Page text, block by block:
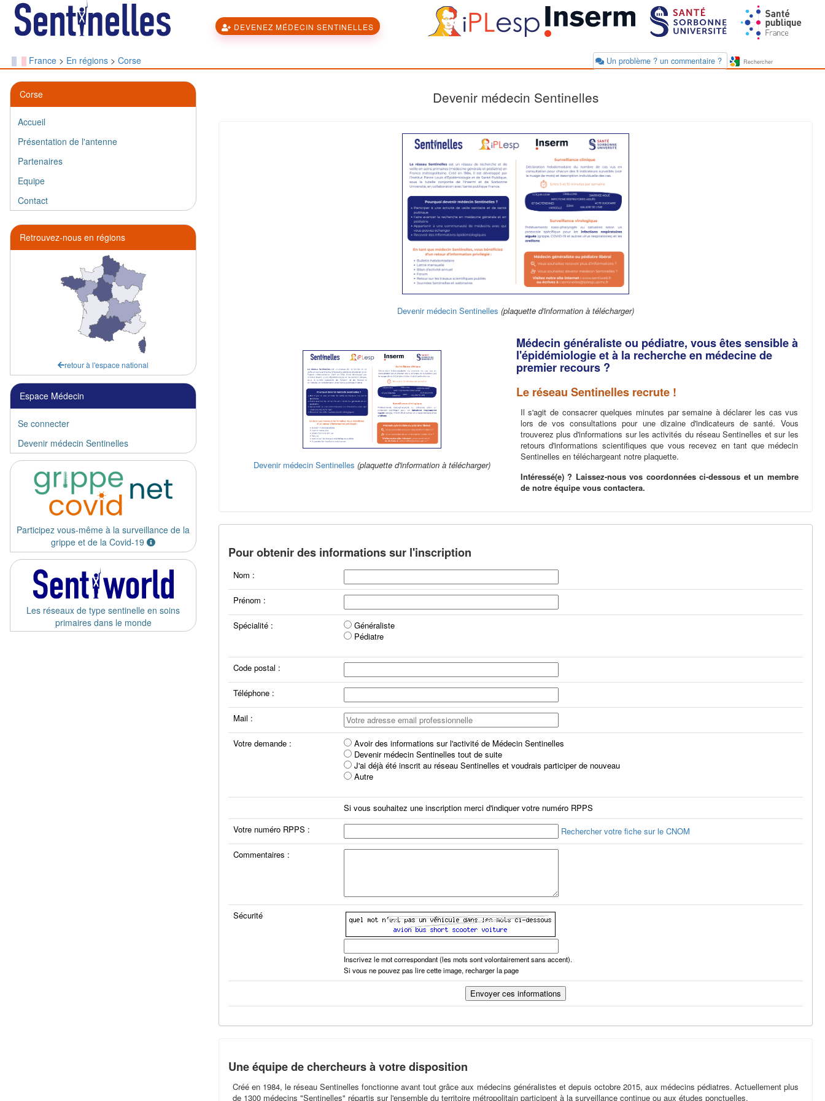
DEVENEZ MÉDECIN SENTINELLES
France > En régions > Corse Un problème ? un commentaire ?
Corse
Accueil
Présentation de l'antenne
Partenaires
Equipe
Contact
Retrouvez-nous en régions
retour à l'espace national
Espace Médecin
Se connecter
Devenir médecin Sentinelles
Participez vous-même à la surveillance de la
grippe et de la Covid-19
Les réseaux de type sentinelle en soins
primaires dans le monde
Devenir médecin Sentinelles
Devenir médecin Sentinelles (plaquette d'information à télécharger)
Devenir médecin Sentinelles (plaquette d'information à télécharger)
Médecin généraliste ou pédiatre, vous êtes sensible à
l'épidémiologie et à la recherche en médecine de
premier recours ?
Le réseau Sentinelles recrute !
Il s'agit de consacrer quelques minutes par semaine à déclarer les cas vus
lors de vos consultations pour une dizaine d'indicateurs de santé. Vous
trouverez plus d'informations sur les activités du réseau Sentinelles et sur les
retours d'informations scientifiques que vous recevez en tant que médecin
Sentinelles en téléchargeant notre plaquette.
Intéressé(e) ? Laissez-nous vos coordonnées ci-dessous et un membre
de notre équipe vous contactera.
Pour obtenir des informations sur l'inscription
Nom :
Prénom :
Spécialité :
Généraliste
Pédiatre
Code postal :
Téléphone :
Mail :
Votre demande :
Avoir des informations sur l'activité de Médecin Sentinelles
Devenir médecin Sentinelles tout de suite
J'ai déjà été inscrit au réseau Sentinelles et voudrais participer de nouveau
Autre
Si vous souhaitez une inscription merci d'indiquer votre numéro RPPS
Votre numéro RPPS :
Rechercher votre fiche sur le CNOM
Commentaires :
Sécurité
Inscrivez le mot correspondant (les mots sont volontairement sans accent).
Si vous ne pouvez pas lire cette image, recharger la page
Une équipe de chercheurs à votre disposition
Créé en 1984, le réseau Sentinelles fonctionne avant tout grâce aux médecins généralistes et depuis octobre 2015, aux médecins pédiatres. Actuellement plus
de 1300 médecins "Sentinelles" répartis sur l'ensemble du territoire métropolitain participent à la surveillance continue ou aux études ponctuelles.